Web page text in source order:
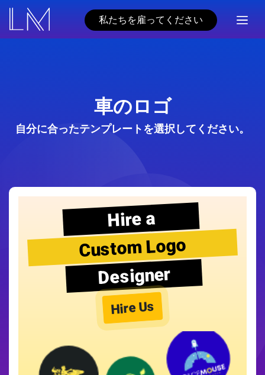
私たちを雇ってください
車のロゴ
自分に合ったテンプレートを選択してください。
Hire a
Custom Logo
Designer
Hire Us